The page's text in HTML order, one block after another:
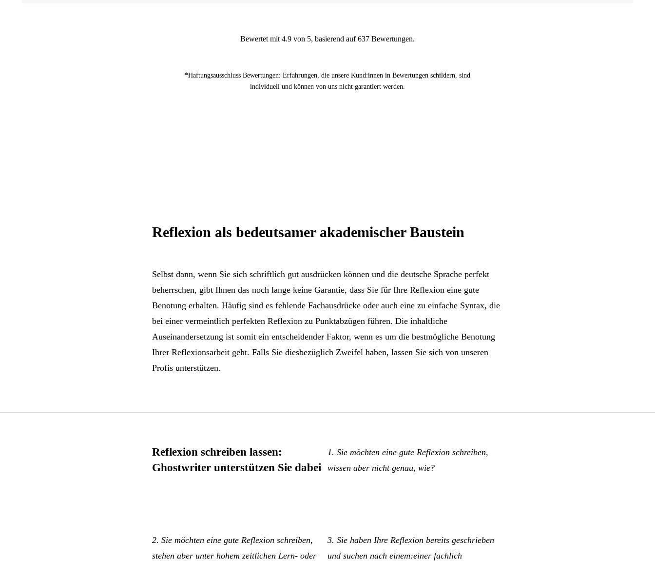
Bewertet mit 4.9 von 5, basierend auf 637 Bewertungen.
*Haftungsausschluss Bewertungen: Erfahrungen, die unsere Kund:innen in Bewertungen schildern, sind
individuell und können von uns nicht garantiert werden.
Reflexion als bedeutsamer akademischer Baustein
Selbst dann, wenn Sie sich schriftlich gut ausdrücken können und die deutsche Sprache perfekt
beherrschen, gibt Ihnen das noch lange keine Garantie, dass Sie für Ihre Reflexion eine gute
Benotung erhalten. Häufig sind es fehlende Fachausdrücke oder auch eine zu einfache Syntax, die
bei einer vermeintlich perfekten Reflexion zu Punktabzügen führen. Die inhaltliche
Auseinandersetzung ist somit ein entscheidender Faktor, wenn es um die bestmögliche Benotung
Ihrer Reflexionsarbeit geht. Falls Sie diesbezüglich Zweifel haben, lassen Sie sich von unseren
Profis unterstützen.
Reflexion schreiben lassen:
Ghostwriter unterstützen Sie dabei
1. Sie möchten eine gute Reflexion schreiben,
wissen aber nicht genau, wie?
2. Sie möchten eine gute Reflexion schreiben,
stehen aber unter hohem zeitlichen Lern- oder
3. Sie haben Ihre Reflexion bereits geschrieben
und suchen nach einem:einer fachlich